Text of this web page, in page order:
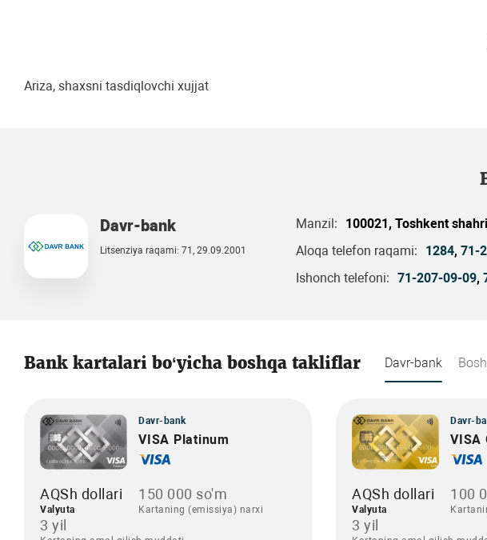
Ariza, shaxsni tasdiqlovchi xujjat
Davr-bank
Litsenziya raqami: 71, 29.09.2001
Manzil:
100021, Toshkent
Aloqa telefon raqami:
1284,71-
Ishonch telefoni: 71-207-09-09,
Bank kartalari bo‘yicha boshqa takliflar Davr-bank
Davr-bank
VISA Platinum
AQSh dollari
Valyuta
150 000 so'm
Kartaning (emissiya) narxi
3 yil
Davr-
VISA
AQSh dollari
Valyuta
100
3 yil